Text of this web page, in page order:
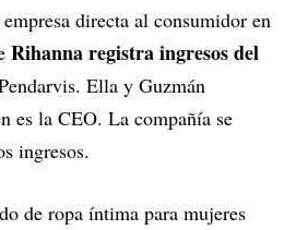
directa al consumidor en
Rihanna registra ingresos del
Ella y Guzmán
es la CEO. La compañía se
ingresos.
de ropa íntima para mujeres